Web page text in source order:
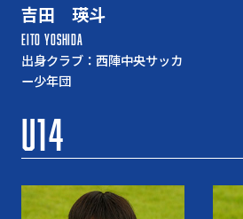
吉田 瑛斗
EITO YOSHIDA
出身クラブ：西陣中央サッカ
ー少年団
U14